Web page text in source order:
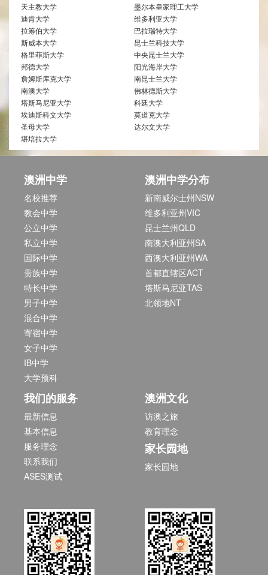
天主教大学
墨尔本皇家理工大学
迪肯大学
维多利亚大学
拉筹伯大学
巴拉瑞特大学
斯威本大学
昆士兰科技大学
格里菲斯大学
中央昆士兰大学
邦德大学
阳光海岸大学
詹姆斯库克大学
南昆士兰大学
南澳大学
佛林德斯大学
塔斯马尼亚大学
科廷大学
埃迪斯科文大学
莫道克大学
圣母大学
达尔文大学
堪培拉大学
澳洲中学
名校推荐
教会中学
公立中学
私立中学
国际中学
贵族中学
特长中学
男子中学
混合中学
寄宿中学
女子中学
IB中学
大学预科
澳洲中学分布
新南威尔士州NSW
维多利亚州VIC
昆士兰州QLD
南澳大利亚州SA
西澳大利亚州WA
首都直辖区ACT
塔斯马尼亚TAS
北领地NT
我们的服务
最新信息
基本信息
服务理念
联系我们
ASES测试
澳洲文化
访澳之旅
教育理念
家长园地
家长园地